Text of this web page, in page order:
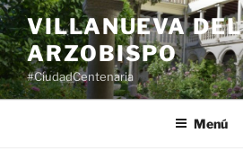
Saltar
al
contenido
VILLANUEVA DEL
ARZOBISPO
#CiudadCentenaria
Menú